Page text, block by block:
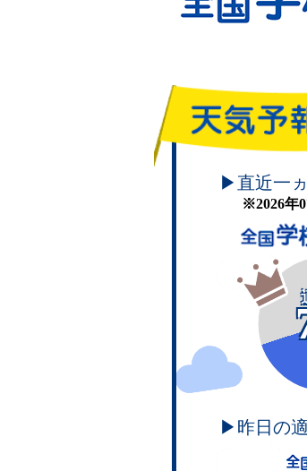
頑張れ！学校のお
▶直近一
※2026年
▶昨日の